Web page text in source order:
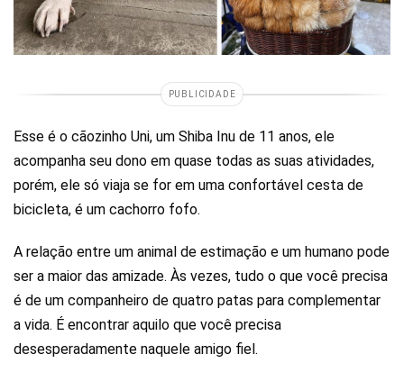
PUBLICIDADE
Esse é o cãozinho Uni, um Shiba Inu de 11 anos, ele
acompanha seu dono em quase todas as suas atividades,
porém, ele só viaja se for em uma confortável cesta de
bicicleta, é um cachorro fofo.
A relação entre um animal de estimação e um humano pode
ser a maior das amizade. Às vezes, tudo o que você precisa
é de um companheiro de quatro patas para complementar
a vida. É encontrar aquilo que você precisa
desesperadamente naquele amigo fiel.